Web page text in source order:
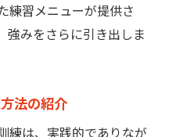
練習メニューが提供さ
強みをさらに引き出しま
法の紹介
訓練は、実践的でありなが